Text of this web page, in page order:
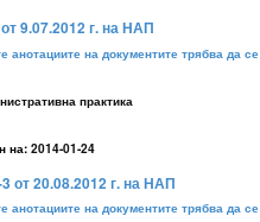
9.07.2012 г. на НАП
анотациите на документите трябва да се
практика
на: 2014-01-24
от 20.08.2012 г. на НАП
анотациите на документите трябва да се